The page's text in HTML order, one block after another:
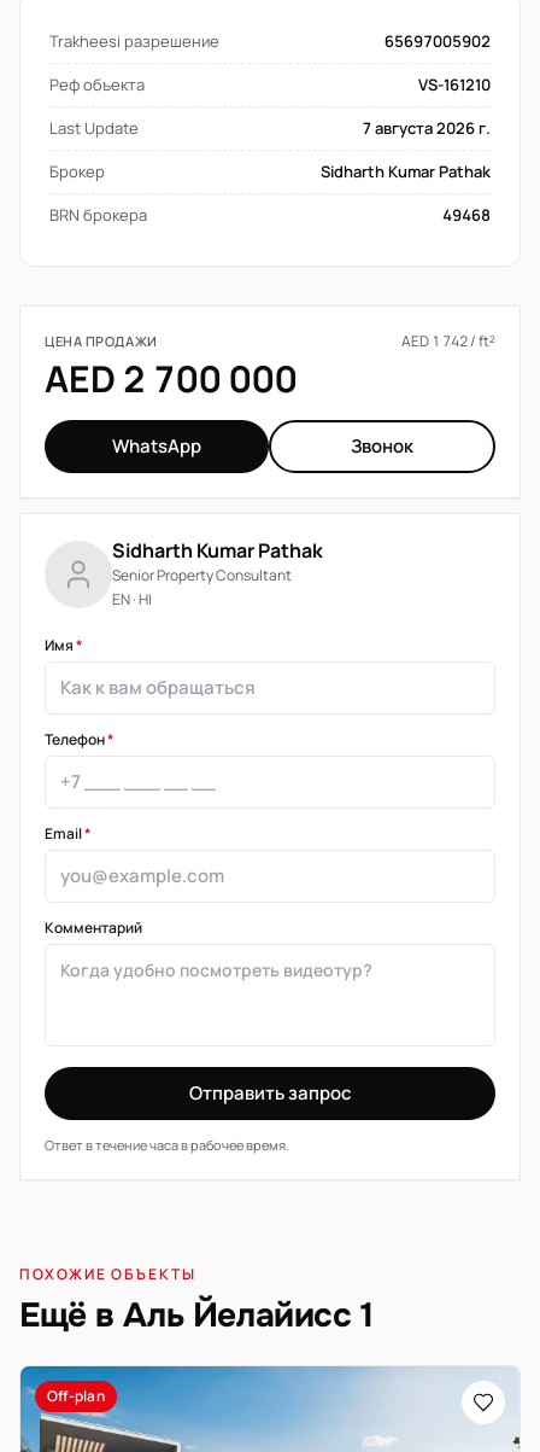
Trakheesi разрешение
65697005902
Реф объекта
VS-161210
Last Update
7 августа 2026 г.
Брокер
Sidharth Kumar Pathak
BRN брокера
49468
ЦЕНА ПРОДАЖИ AED 1 742 / ft²
AED 2 700 000
WhatsApp Звонок
Sidharth Kumar Pathak
Senior Property Consultant
EN · HI
Имя*
Телефон*
Email*
Комментарий
Отправить запрос
Ответ в течение часа в рабочее время.
ПОХОЖИЕ ОБЪЕКТЫ
Ещё в Аль Йелайисс 1
Off-plan